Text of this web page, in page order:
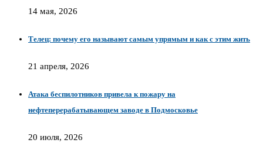
14 мая, 2026
Телец: почему его называют самым упрямым и как с этим жить
21 апреля, 2026
Атака беспилотников привела к пожару на
нефтеперерабатывающем заводе в Подмосковье
20 июля, 2026